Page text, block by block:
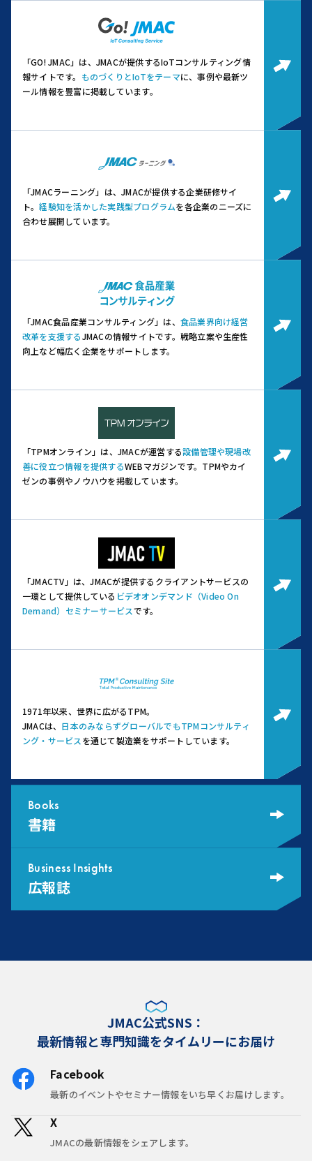
「GO! JMAC」は、JMACが提供するIoTコンサルティング情
報サイトです。 ものづくりとIoTをテーマに、事例や最新ツ
ール情報を豊富に掲載しています。
「JMACラーニング」は、JMACが提供する企業研修サイ
ト。経験知を活かした実践型プログラムを各企業のニーズに
合わせ展開しています。
「JMAC食品産業コンサルティング」は、 食品業界向け経営
改革を支援するJMACの情報サイトです。 戦略立案や生産性
向上など幅広く企業をサポートします。
「TPMオンライン」は、JMACが運営する設備管理や現場改
善に役立つ情報を提供するWEBマガジンです。 TPMやカイ
ゼンの事例やノウハウを掲載しています。
「JMACTV」は、JMACが提供するクライアントサービスの
一環として提供している ビデオオンデマンド（Video On
Demand）セミナーサービスです。
1971年以来、世界に広がるTPM。
JMACは、 日本のみならずグローバルでもTPMコンサルティ
ング・サービス を通じて製造業をサポートしています。
Books
書籍
Business Insights
広報誌
JMAC公式SNS：
最新情報と専門知識をタイムリーにお届け
Facebook
最新のイベントやセミナー情報をいち早くお届けします。
X
JMACの最新情報をシェアします。